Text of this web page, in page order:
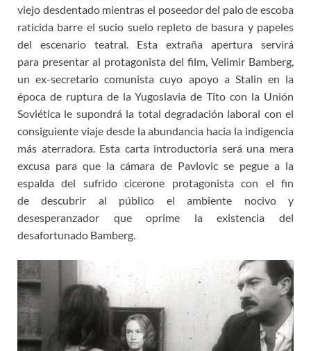
viejo desdentado mientras el poseedor del palo de escoba
raticida barre el sucio suelo repleto de basura y papeles
del escenario teatral. Esta extraña apertura servirá
para presentar al protagonista del film, Velimir Bamberg,
un ex-secretario comunista cuyo apoyo a Stalin en la
época de ruptura de la Yugoslavia de Tito con la Unión
Soviética le supondrá la total degradación laboral con el
consiguiente viaje desde la abundancia hacia la indigencia
más aterradora. Esta carta introductoria será una mera
excusa para que la cámara de Pavlovic se pegue a la
espalda del sufrido cicerone protagonista con el fin
de descubrir al público el ambiente nocivo y
desesperanzador que oprime la existencia del
desafortunado Bamberg.